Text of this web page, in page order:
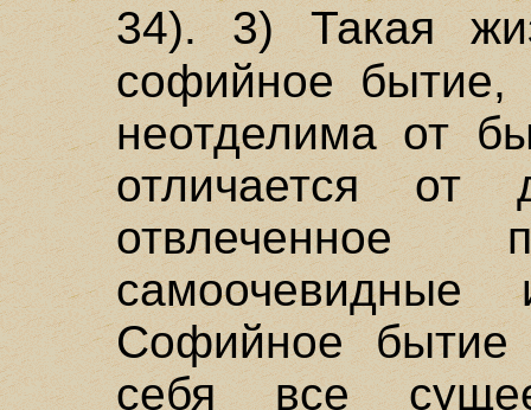
34). 3) Такая
софийное бытие,
неотделима от
отличается от
Софийное бытие
себя все